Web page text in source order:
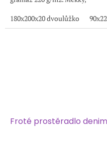
materiál pro pohodlný spánek.
180x200x20 dvoulůžko
Froté prostěradlo denim